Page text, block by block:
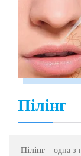
Пілінг
Пілінг – одна з